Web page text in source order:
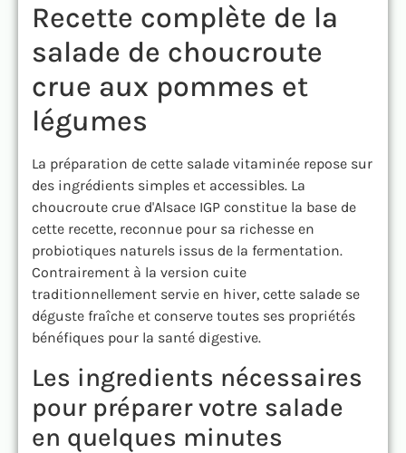
Recette complète de la
salade de choucroute
crue aux pommes et
légumes
La préparation de cette salade vitaminée repose sur
des ingrédients simples et accessibles. La
choucroute crue d'Alsace IGP constitue la base de
cette recette, reconnue pour sa richesse en
probiotiques naturels issus de la fermentation.
Contrairement à la version cuite
traditionnellement servie en hiver, cette salade se
déguste fraîche et conserve toutes ses propriétés
bénéfiques pour la santé digestive.
Les ingredients nécessaires
pour préparer votre salade
en quelques minutes